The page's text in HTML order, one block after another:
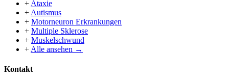
+ Ataxie
+ Autismus
+ Motorneuron Erkrankungen
+ Multiple Sklerose
+ Muskelschwund
+ Alle ansehen →
Kontakt